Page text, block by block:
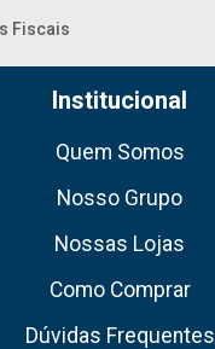
Fiscais
Institucional
Quem Somos
Nosso Grupo
Nossas Lojas
Como Comprar
Dúvidas Frequentes